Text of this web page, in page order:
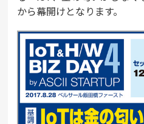
から幕開けとなります。